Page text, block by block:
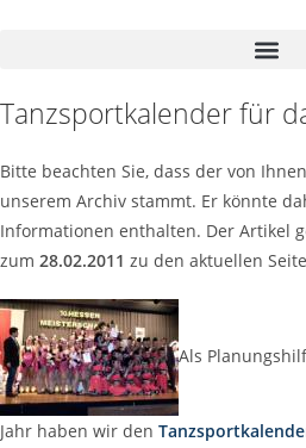
Tanzsportkalender für
Bitte beachten Sie, dass der von
unserem Archiv stammt. Er könnte
Informationen enthalten. Der Artikel
zum 28.02.2011 zu den aktuellen
Als
Jahr haben wir den